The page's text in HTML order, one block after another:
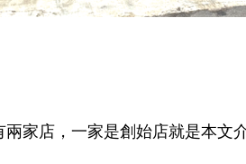
家店，一家是創始店就是本文